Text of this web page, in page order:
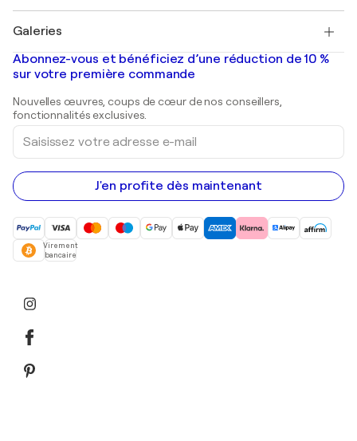
Banksy
Mr. Brainwash
Shepard Fairey
Tableaux abstraits à vendre
Peintures de paysage
Estampes
Peintures acryliques
Galeries
Galeries d'art en France
Galeries d'art en Belgique
Abonnez-vous et bénéficiez d’une réduction de 10 %
sur votre première commande
Nouvelles œuvres, coups de cœur de nos conseillers,
fonctionnalités exclusives.
Saisissez
votre
adresse
e-
mail
J'en profite dès maintenant
Virement
bancaire